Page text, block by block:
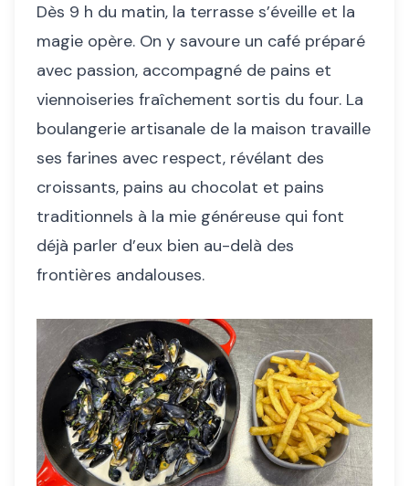
Dès 9 h du matin, la terrasse s’éveille et la
magie opère. On y savoure un café préparé
avec passion, accompagné de pains et
viennoiseries fraîchement sortis du four. La
boulangerie artisanale de la maison travaille
ses farines avec respect, révélant des
croissants, pains au chocolat et pains
traditionnels à la mie généreuse qui font
déjà parler d’eux bien au-delà des
frontières andalouses.